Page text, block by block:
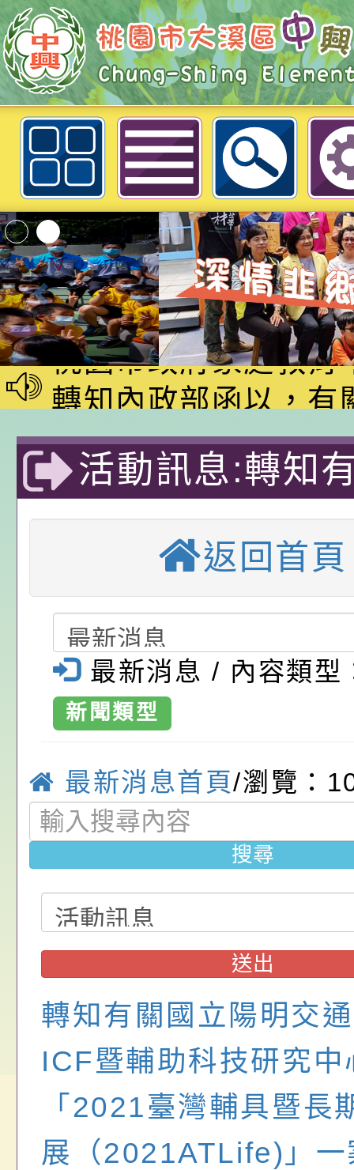
轉知有關國立陽明交通大學ICF暨
心辦理「2021臺灣輔具暨長期照護
（2021ATLife)」一案-桃園市大溪
「2026桃園市孔廟
動—儒門初開 智慧
桃園市政府家庭教育
家8月課程資訊」、
電影營」、「祖孫樂
「愛『原原』不絕-
樂會」、「邁向下一
列講座及成長團體
轉知內政部函以，有
員會函釋公務員留職
赴陸應申請許可一案
中興國民小學115學
期第1次第7-9招代
甄選公告
本校「115學年度國
校課程計畫」核定一
轉知教育部國民及學
辦理「115年度教育
前教育署辦理性別平
置課程與教學人才庫
畫」一案， 請教師
請，請查照。
公告:桃園市政府腸
施問答集
轉知:桃園市交通局
減碳存摺2.0」全民
桃園市政府家庭教
年度祖孫樂淘桃－祖
祝活動」海報電子檔
關（構）、學校、民
名參加，請查照
轉知有關銓敘部建置
員退休所得重審後實
亦可利用
「2026桃園市孔廟
家8月課程資訊」、
電影營」、「祖孫樂
「愛『原原』不絕-
樂會」、「邁向下一
列講座及成長團體」
轉知內政部函以，有
員會函釋公務員留職
赴陸應申請許可一案
中興國民小學115學
期第1次第7-9招代課
甄選公告
本校「115學年度國
校課程計畫」核定一
轉知教育部國民及學
辦理「115年度教育
前教育署辦理性別平
置課程與教學人才庫
畫」一案， 請教師
請，請查照。
公告:桃園市政府腸
施問答集
轉知:桃園市交通局
減碳存摺2.0」全民
桃園市政府家庭教育
年度祖孫樂淘桃－祖
祝活動」海報電子檔
位協助鼓勵所屬同仁
轉知有關銓敘部建置
員退休所得重審後實
算器」，公立學校退
活動訊息:轉知
陽明交通大學
助科技研究中
「2021臺灣輔
照護大展
（2021ATLife)
桃園市大溪區
小學-優質教
返回首頁
最新消息 / 內容類型
新聞類型
最新消息首頁/瀏覽：
搜尋
送出
轉知有關國立陽明交
ICF暨輔助科技研究中
「2021臺灣輔具暨長
展（2021ATLife)」一